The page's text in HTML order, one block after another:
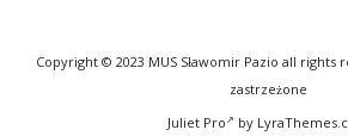
Copyright © 2023 MUS Sławomir Pazio all
zastrzeżone
Juliet Pro
by